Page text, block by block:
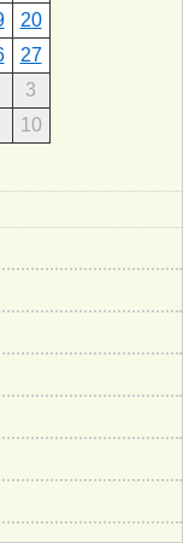
20
27
3
10